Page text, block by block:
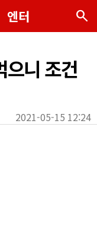
엔터 search
니 조건
2021-05-15 12:24